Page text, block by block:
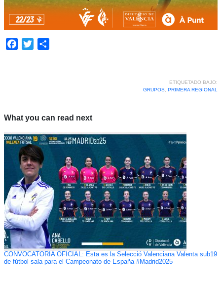
Facebook
Twitter
ETIQUETADO BAJO:
GRUPOS, PRIMERA REGIONAL
What you can read next
CONVOCATORIA OFICIAL: Esta es la Selecció Valenciana Valenta sub19
de fútbol sala para el Campeonato de España #Madrid2025